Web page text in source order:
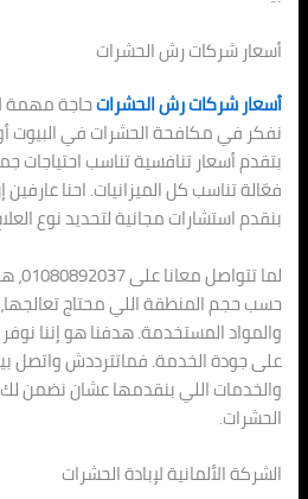
أسعار شركات رش الحشرات
أسعار شركات رش الحشراتحاجة مهمة
نفكر في مكافحة الحشرات في البيوت أو
بتقدم أسعار تنافسية تناسب احتياجات
فعّالة تناسب كل الميزانيات. احنا
بنقدم استشارات مجانية لتحديد نوع
لما
حسب حجم المنطقة اللي محتاج
والمواد المستخدمة. هدفنا هو إننا
على جودة الخدمة. فماتترددش واتصل
والخدمات اللي بنقدمها عشان نضمن
الحشرات.
الشركة الألمانية لإبادة الحشرات